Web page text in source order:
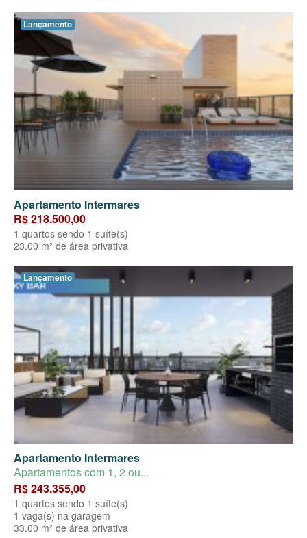
Lançamento
Apartamento Intermares
R$ 218.500,00
1 quartos sendo 1 suíte(s)
23.00 m² de área privativa
Lançamento
Apartamento Intermares
Apartamentos com 1, 2 ou...
R$ 243.355,00
1 quartos sendo 1 suíte(s)
1 vaga(s) na garagem
33.00 m² de área privativa